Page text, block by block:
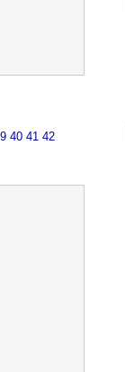
40 41 42